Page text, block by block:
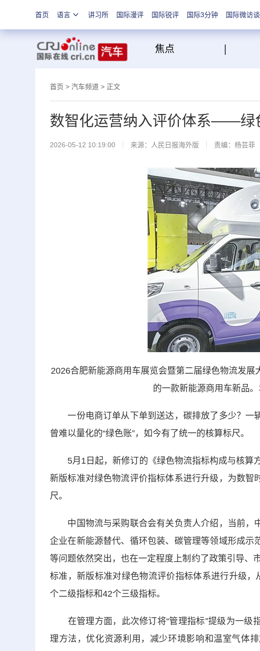
首页 语言 讲习所 国际漫评 国际锐评 国际3分钟 国际微访谈
焦点
首页 > 汽车频道 > 正文
数智化运营纳入评价体系——绿
2026-05-12 10:19:00 来源： 人民日报海外版 责编：杨芸菲
2026合肥新能源商用车展览会暨第二届绿色物流发
的一款新能源商用车新品。
一份电商订单从下单到送达，碳排放了多少？一
曾难以量化的“绿色账”，如今有了统一的核算标尺。
5月1日起，新修订的《绿色物流指标构成与核算
新版标准对绿色物流评价指标体系进行升级，为数
尺。
中国物流与采购联合会有关负责人介绍，当前，
企业在新能源替代、循环包装、碳管理等领域形成
等问题依然突出，也在一定程度上制约了政策引导、
标准，新版标准对绿色物流评价指标体系进行升级
个二级指标和42个三级指标。
在管理方面，此次修订将“管理指标”提级为一级
理方法，优化资源利用，减少环境影响和温室气体